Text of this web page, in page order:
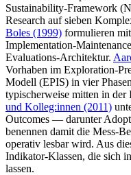
Sustainability-Framework
Research auf sieben
Boles (1999) formulieren
Implementation-
Evaluations-Architektur.
Vorhaben im Exploration-
Modell (EPIS) in vier
typischerweise mitten in der
und Kolleg:innen (2011)
Outcomes — darunter
benennen damit die Mess-
operativ lesbar wird. Aus
Indikator-Klassen, die sich
lassen.